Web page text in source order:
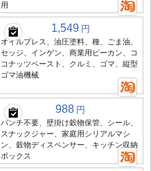
用
1,549 円
オイルプレス、油圧塗料、種、ごま油、
セッジ、インゲン、商業用ピーカン、コ
コナッツペースト、クルミ、ゴマ、縦型
ゴマ油機械
988 円
パンチ不要、壁掛け穀物保管、シール、
スナックジャー、家庭用シリアルマシ
ン、穀物ディスペンサー、キッチン収納
ボックス